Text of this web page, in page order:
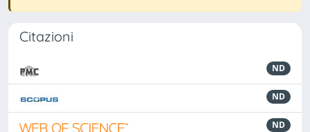
Citazioni
ND
ND
ND